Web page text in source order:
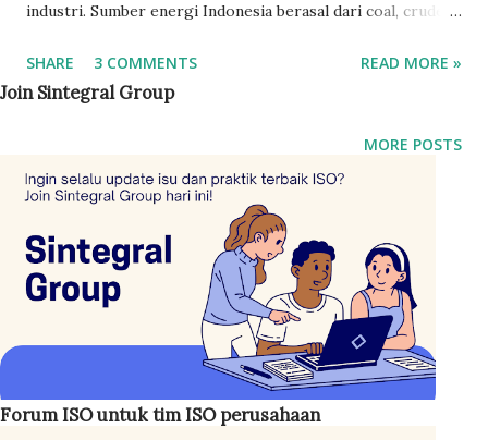
industri. Sumber energi Indonesia berasal dari coal, crude
geothermal dan biomassa. Jikalau konsumsi energi terus
menaik, bakalan kita kehabisan energy. Kalau habis, maka
perusahaan dalam memproduksi barang. Kata orang banyak
sekali faktor yang menyebabkan kenaikan konsumsi energi
itu, misalnya karena faktor budaya, lingkungan, dan lain
sebagainya. Namun, bukan faktor itu yang ingin saya
sampaikan. Yang ingin saya kemukakan di sini agar kita
hemat dalam mengkonsumsi energi, menggunakan energi
jangan boros dan kalau bisa efisien. Sekarang ini sudah ada
standar internasional yang mengatur soal pengelolaan
SHARE 3 COMMENTS READ MORE »
MORE POSTS
Join Sintegral Group
Forum ISO untuk tim ISO perusahaan